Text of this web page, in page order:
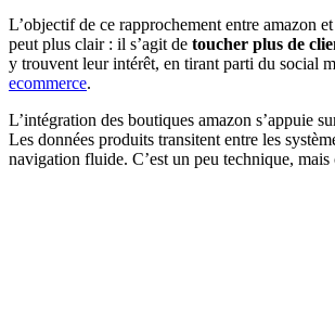
L’objectif de ce rapprochement entre amazon
peut plus clair : il s’agit de toucher plus de
y trouvent leur intérêt, en tirant parti du social
ecommerce.
L’intégration des boutiques amazon s’appuie
Les données produits transitent entre les
navigation fluide. C’est un peu technique, mais